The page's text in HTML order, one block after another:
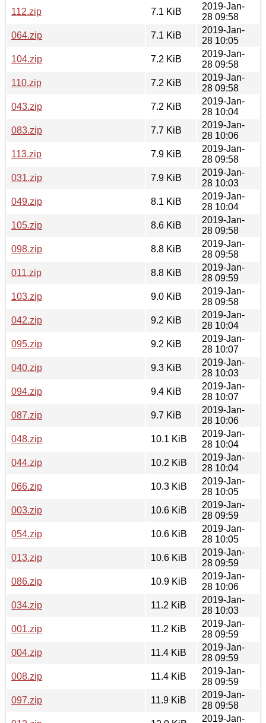
112.zip
7.1 KiB
2019-Jan-
28 09:58
064.zip
7.1 KiB
2019-Jan-
28 10:05
104.zip
7.2 KiB
2019-Jan-
28 09:58
110.zip
7.2 KiB
2019-Jan-
28 09:58
043.zip
7.2 KiB
2019-Jan-
28 10:04
083.zip
7.7 KiB
2019-Jan-
28 10:06
113.zip
7.9 KiB
2019-Jan-
28 09:58
031.zip
7.9 KiB
2019-Jan-
28 10:03
049.zip
8.1 KiB
2019-Jan-
28 10:04
105.zip
8.6 KiB
2019-Jan-
28 09:58
098.zip
8.8 KiB
2019-Jan-
28 09:58
011.zip
8.8 KiB
2019-Jan-
28 09:59
103.zip
9.0 KiB
2019-Jan-
28 09:58
042.zip
9.2 KiB
2019-Jan-
28 10:04
095.zip
9.2 KiB
2019-Jan-
28 10:07
040.zip
9.3 KiB
2019-Jan-
28 10:03
094.zip
9.4 KiB
2019-Jan-
28 10:07
087.zip
9.7 KiB
2019-Jan-
28 10:06
048.zip
10.1 KiB
2019-Jan-
28 10:04
044.zip
10.2 KiB
2019-Jan-
28 10:04
066.zip
10.3 KiB
2019-Jan-
28 10:05
003.zip
10.6 KiB
2019-Jan-
28 09:59
054.zip
10.6 KiB
2019-Jan-
28 10:05
013.zip
10.6 KiB
2019-Jan-
28 09:59
086.zip
10.9 KiB
2019-Jan-
28 10:06
034.zip
11.2 KiB
2019-Jan-
28 10:03
001.zip
11.2 KiB
2019-Jan-
28 09:59
004.zip
11.4 KiB
2019-Jan-
28 09:59
008.zip
11.4 KiB
2019-Jan-
28 09:59
097.zip
11.9 KiB
2019-Jan-
28 09:58
2019-Jan-